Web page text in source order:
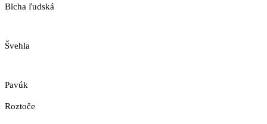
Blcha ľudská
Švehla
Pavúk
Roztoče